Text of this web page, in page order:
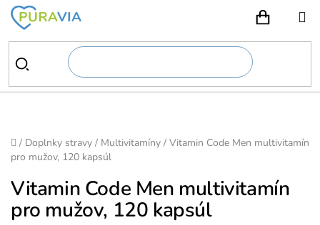
Prejsť
obsah
Domov
/ Doplnky stravy / Multivitamíny / Vitamin Code Men multivitamín
pro mužov, 120 kapsúl
Vitamin Code Men multivitamín
pro mužov, 120 kapsúl